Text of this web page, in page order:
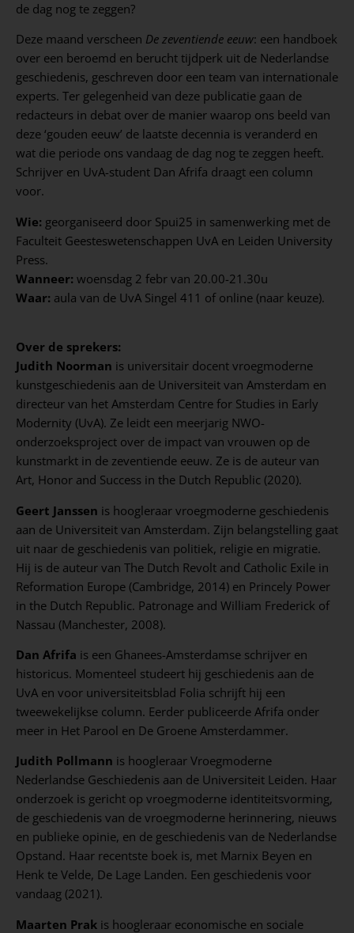
de dag nog te zeggen?
Deze maand verscheen De zeventiende eeuw: een handboek
over een beroemd en berucht tijdperk uit de Nederlandse
geschiedenis, geschreven door een team van internationale
experts. Ter gelegenheid van deze publicatie gaan de
redacteurs in debat over de manier waarop ons beeld van
deze ‘gouden eeuw’ de laatste decennia is veranderd en
wat die periode ons vandaag de dag nog te zeggen heeft.
Schrijver en UvA-student Dan Afrifa draagt een column
voor.
Wie: georganiseerd door Spui25 in samenwerking met de
Faculteit Geesteswetenschappen UvA en Leiden University
Press.
Wanneer: woensdag 2 febr van 20.00-21.30u
Waar: aula van de UvA Singel 411 of online (naar keuze).
Over de sprekers:
Judith Noorman is universitair docent vroegmoderne
kunstgeschiedenis aan de Universiteit van Amsterdam en
directeur van het Amsterdam Centre for Studies in Early
Modernity (UvA). Ze leidt een meerjarig NWO-
onderzoeksproject over de impact van vrouwen op de
kunstmarkt in de zeventiende eeuw. Ze is de auteur van
Art, Honor and Success in the Dutch Republic (2020).
Geert Janssen is hoogleraar vroegmoderne geschiedenis
aan de Universiteit van Amsterdam. Zijn belangstelling gaat
uit naar de geschiedenis van politiek, religie en migratie.
Hij is de auteur van The Dutch Revolt and Catholic Exile in
Reformation Europe (Cambridge, 2014) en Princely Power
in the Dutch Republic. Patronage and William Frederick of
Nassau (Manchester, 2008).
Dan Afrifa is een Ghanees-Amsterdamse schrijver en
historicus. Momenteel studeert hij geschiedenis aan de
UvA en voor universiteitsblad Folia schrijft hij een
tweewekelijkse column. Eerder publiceerde Afrifa onder
meer in Het Parool en De Groene Amsterdammer.
Judith Pollmann is hoogleraar Vroegmoderne
Nederlandse Geschiedenis aan de Universiteit Leiden. Haar
onderzoek is gericht op vroegmoderne identiteitsvorming,
de geschiedenis van de vroegmoderne herinnering, nieuws
en publieke opinie, en de geschiedenis van de Nederlandse
Opstand. Haar recentste boek is, met Marnix Beyen en
Henk te Velde, De Lage Landen. Een geschiedenis voor
vandaag (2021).
Maarten Prak is hoogleraar economische en sociale